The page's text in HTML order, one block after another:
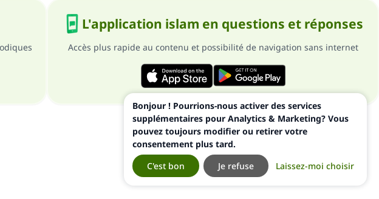
L'application islam en questions et réponses
Accès plus rapide au contenu et possibilité de navigation sans internet
Bonjour ! Pourrions-nous activer des services
supplémentaires pour Analytics & Marketing? Vous
pouvez toujours modifier ou retirer votre
consentement plus tard.
Laissez-moi choisir
Je refuse
C'est bon